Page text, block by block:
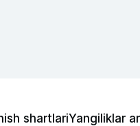
shartlariYangiliklar